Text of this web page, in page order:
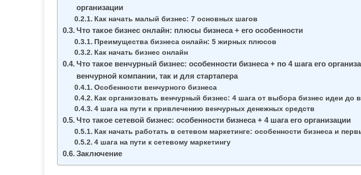
организации
Как начать малый бизнес: 7 основных шагов
Что такое бизнес онлайн: плюсы бизнеса + его особенности
Преимущества бизнеса онлайн: 5 жирных плюсов
Как начать бизнес онлайн
Что такое венчурный бизнес: особенности бизнеса + по 4 шага его
венчурной компании, так и для стартапера
Особенности венчурного бизнеса
Как организовать венчурный бизнес: 4 шага от выбора бизнес идеи до
4 шага на пути к привлечению венчурных денежных средств
Что такое сетевой бизнес: особенности бизнеса + 4 шага его организации
Как начать работать в сетевом маркетинге: особенности бизнеса и
4 шага на пути к сетевому маркетингу
Заключение